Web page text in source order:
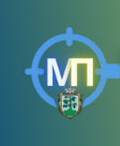
content